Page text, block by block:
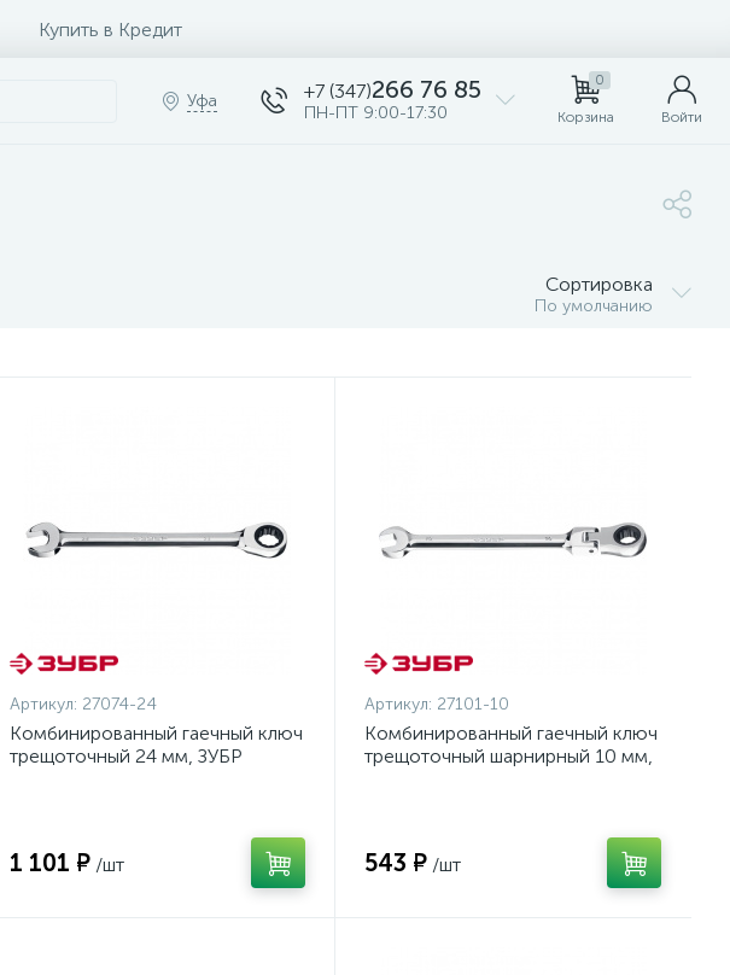
Купить в Кредит
Уфа +7 (347)266 76 85
ПН-ПТ 9:00-17:30
0
Корзина Войти
Сортировка
По умолчанию
Артикул: 27074-24
Комбинированный гаечный ключ
трещоточный 24 мм, ЗУБР
1 101 ₽ /шт
Артикул: 27101-10
Комбинированный гаечный ключ
трещоточный шарнирный 10 мм,
543 ₽ /шт